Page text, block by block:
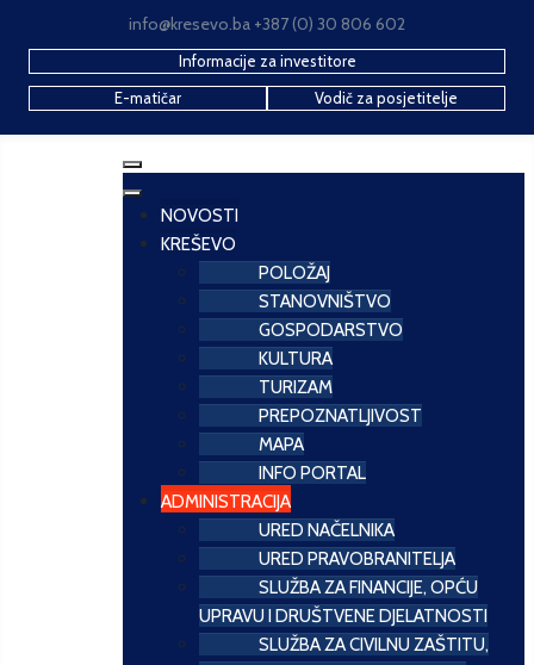
info@kresevo.ba +387 (0) 30 806 602
Informacije za investitore
E-matičar
Vodič za posjetitelje
NOVOSTI
KREŠEVO
POLOŽAJ
STANOVNIŠTVO
GOSPODARSTVO
KULTURA
TURIZAM
PREPOZNATLJIVOST
MAPA
INFO PORTAL
ADMINISTRACIJA
URED NAČELNIKA
URED PRAVOBRANITELJA
SLUŽBA ZA FINANCIJE, OPĆU
UPRAVU I DRUŠTVENE DJELATNOSTI
SLUŽBA ZA CIVILNU ZAŠTITU,